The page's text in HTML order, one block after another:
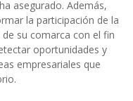
asegurado. Además,
la participación de la
su comarca con el fin
oportunidades y
empresariales que